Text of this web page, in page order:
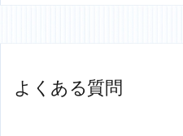
よくある質問